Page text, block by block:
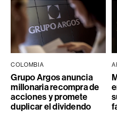
COLOMBIA
Grupo Argos anuncia
millonaria recompra de
acciones y promete
duplicar el dividendo